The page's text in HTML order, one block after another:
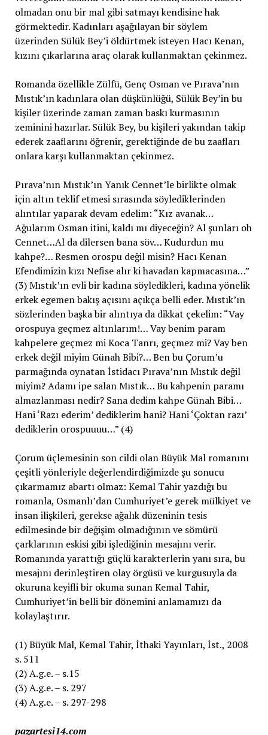
olmadan onu bir mal gibi satmayı kendisine hak
görmektedir. Kadınları aşağılayan bir söylem
üzerinden Sülük Bey’i öldürtmek isteyen Hacı Kenan,
kızını çıkarlarına araç olarak kullanmaktan çekinmez.
Romanda özellikle Zülfü, Genç Osman ve Pırava’nın
Mıstık’ın kadınlara olan düşkünlüğü, Sülük Bey’in bu
kişiler üzerinde zaman zaman baskı kurmasının
zeminini hazırlar. Sülük Bey, bu kişileri yakından takip
ederek zaaflarını öğrenir, gerektiğinde de bu zaafları
onlara karşı kullanmaktan çekinmez.
Pırava’nın Mıstık’ın Yanık Cennet’le birlikte olmak
için altın teklif etmesi sırasında söylediklerinden
alıntılar yaparak devam edelim: “Kız avanak…
Ağularım Osman itini, kaldı mı diyeceğin? Al şunları oh
Cennet…Al da dilersen bana söv… Kudurdun mu
kahpe?… Resmen orospu değil misin? Hacı Kenan
Efendimizin kızı Nefise alır ki havadan kapmacasına…”
(3) Mıstık’ın evli bir kadına söyledikleri, kadına yönelik
erkek egemen bakış açısını açıkça belli eder. Mıstık’ın
sözlerinden başka bir alıntıya da dikkat çekelim: “Vay
orospuya geçmez altınlarım!… Vay benim param
kahpelere geçmez mi Koca Tanrı, geçmez mi? Vay ben
erkek değil miyim Günah Bibi?… Ben bu Çorum’u
parmağında oynatan İstidacı Pırava’nın Mıstık değil
miyim? Adamı ipe salan Mıstık… Bu kahpenin paramı
almazlanması nedir? Sana dedim kahpe Günah Bibi…
Hani ‘Razı ederim’ dediklerim hani? Hani ‘Çoktan razı’
dediklerin orospuuuu…” (4)
Çorum üçlemesinin son cildi olan Büyük Mal romanını
çeşitli yönleriyle değerlendirdiğimizde şu sonucu
çıkarmamız abartı olmaz: Kemal Tahir yazdığı bu
romanla, Osmanlı’dan Cumhuriyet’e gerek mülkiyet ve
insan ilişkileri, gerekse ağalık düzeninin tesis
edilmesinde bir değişim olmadığının ve sömürü
çarklarının eskisi gibi işlediğinin mesajını verir.
Romanında yarattığı güçlü karakterlerin yanı sıra, bu
mesajını derinleştiren olay örgüsü ve kurgusuyla da
okuruna keyifli bir okuma sunan Kemal Tahir,
Cumhuriyet’in belli bir dönemini anlamamızı da
kolaylaştırır.
(1) Büyük Mal, Kemal Tahir, İthaki Yayınları, İst., 2008
s. 511
(2) A.g.e. – s.15
(3) A.g.e. – s. 297
(4) A.g.e. – s. 297-298
pazartesi14.com